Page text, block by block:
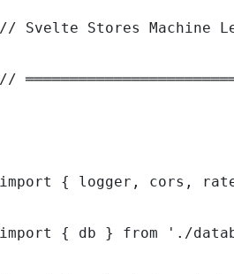
// Svelte Stores Machine
//
import { logger, cors,
import { db } from './